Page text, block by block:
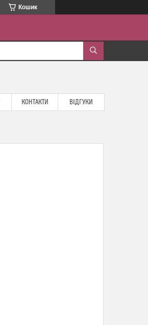
Кошик
КОНТАКТИ ВІДГУКИ